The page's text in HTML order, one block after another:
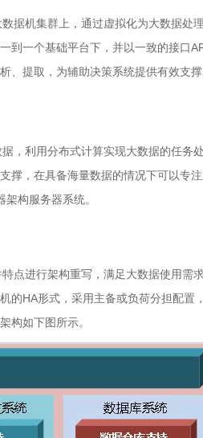
据机集群上，通过虚拟化为大数据处
到一个基础平台下，并以一致的接口
提取，为辅助决策系统提供有效支撑
，利用分布式计算实现大数据的任务
撑，在具备海量数据的情况下可以专
架构服务器系统。
点进行架构重写，满足大数据使用需
的HA形式，采用主备或负荷分担配置
构如下图所示。